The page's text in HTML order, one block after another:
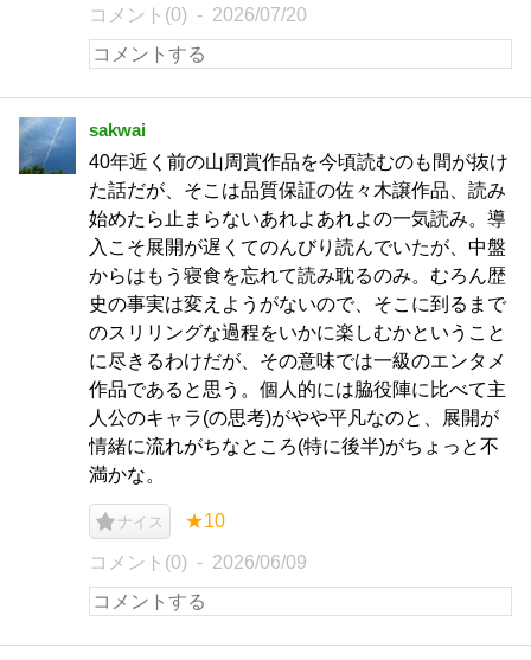
コメント(0) 2026/07/20
sakwai
40年近く前の山周賞作品を今頃読むのも間が抜け
た話だが、そこは品質保証の佐々木譲作品、読み
始めたら止まらないあれよあれよの一気読み。導
入こそ展開が遅くてのんびり読んでいたが、中盤
からはもう寝食を忘れて読み耽るのみ。むろん歴
史の事実は変えようがないので、そこに到るまで
のスリリングな過程をいかに楽しむかということ
に尽きるわけだが、その意味では一級のエンタメ
作品であると思う。個人的には脇役陣に比べて主
人公のキャラ(の思考)がやや平凡なのと、展開が
情緒に流れがちなところ(特に後半)がちょっと不
満かな。
ナイス ★10
コメント(0) 2026/06/09